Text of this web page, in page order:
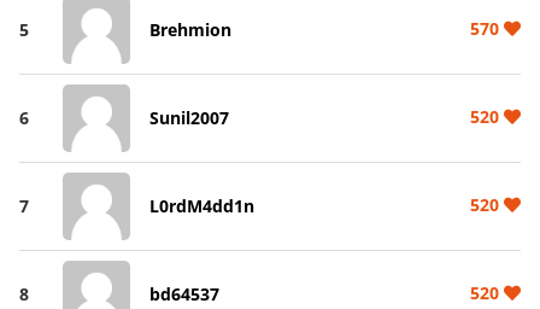
5 Brehmion 570
6 Sunil2007 520
7 L0rdM4dd1n 520
8 bd64537 520